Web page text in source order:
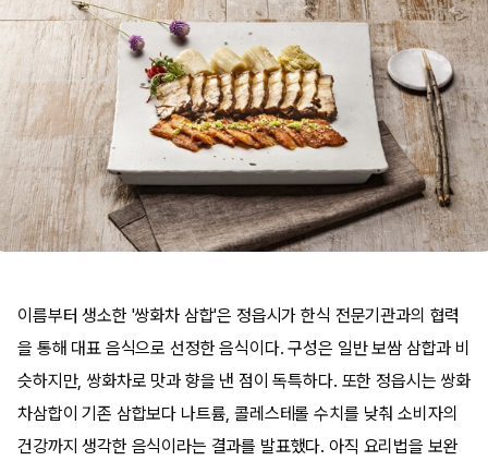
이름부터 생소한 '쌍화차 삼합'은 정읍시가 한식 전문기관과의 협력
을 통해 대표 음식으로 선정한 음식이다. 구성은 일반 보쌈 삼합과 비
슷하지만, 쌍화차로 맛과 향을 낸 점이 독특하다. 또한 정읍시는 쌍화
차삼합이 기존 삼합보다 나트륨, 콜레스테롤 수치를 낮춰 소비자의
건강까지 생각한 음식이라는 결과를 발표했다. 아직 요리법을 보완